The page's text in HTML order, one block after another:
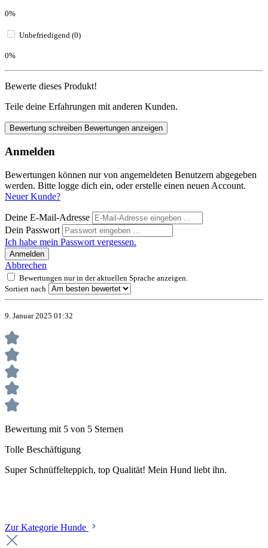
0%
Unbefriedigend (0)
0%
Bewerte dieses Produkt!
Teile deine Erfahrungen mit anderen Kunden.
Bewertung schreiben Bewertungen anzeigen
Anmelden
Bewertungen können nur von angemeldeten Benutzern abgegeben
werden. Bitte logge dich ein, oder erstelle einen neuen Account.
Neuer Kunde?
Deine E-Mail-Adresse
Dein Passwort
Ich habe mein Passwort vergessen.
Anmelden
Abbrechen
Bewertungen nur in der aktuellen Sprache anzeigen.
Sortiert nach
9. Januar 2025 01:32
Bewertung mit 5 von 5 Sternen
Tolle Beschäftigung
Super Schnüffelteppich, top Qualität! Mein Hund liebt ihn.
Zur Kategorie Hunde